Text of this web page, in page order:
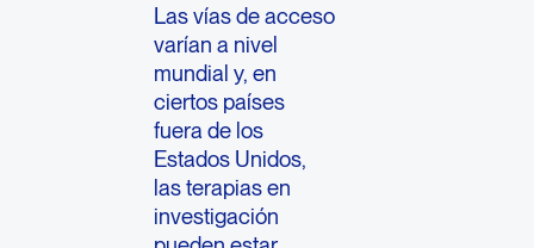
Las vías de acceso
varían a nivel
mundial y, en
ciertos países
fuera de los
Estados Unidos,
las terapias en
investigación